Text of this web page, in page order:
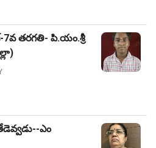
తరగతి- పి.యం.శ్రీ
ఎం